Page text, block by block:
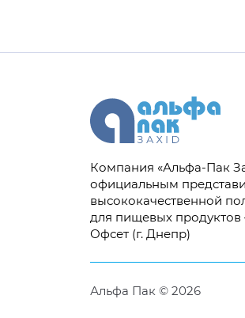
Компания «Альфа-Пак
официальным
высококачественной
для пищевых
Офсет (г. Днепр)
Альфа Пак © 2026